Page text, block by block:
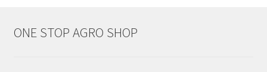
ONE STOP AGRO SHOP